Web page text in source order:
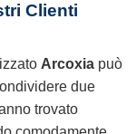
Clienti
Arcoxia può
due
trovato